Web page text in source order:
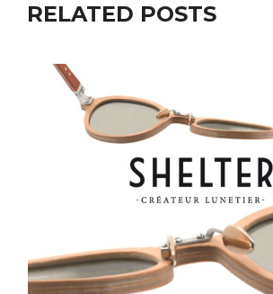
RELATED POSTS